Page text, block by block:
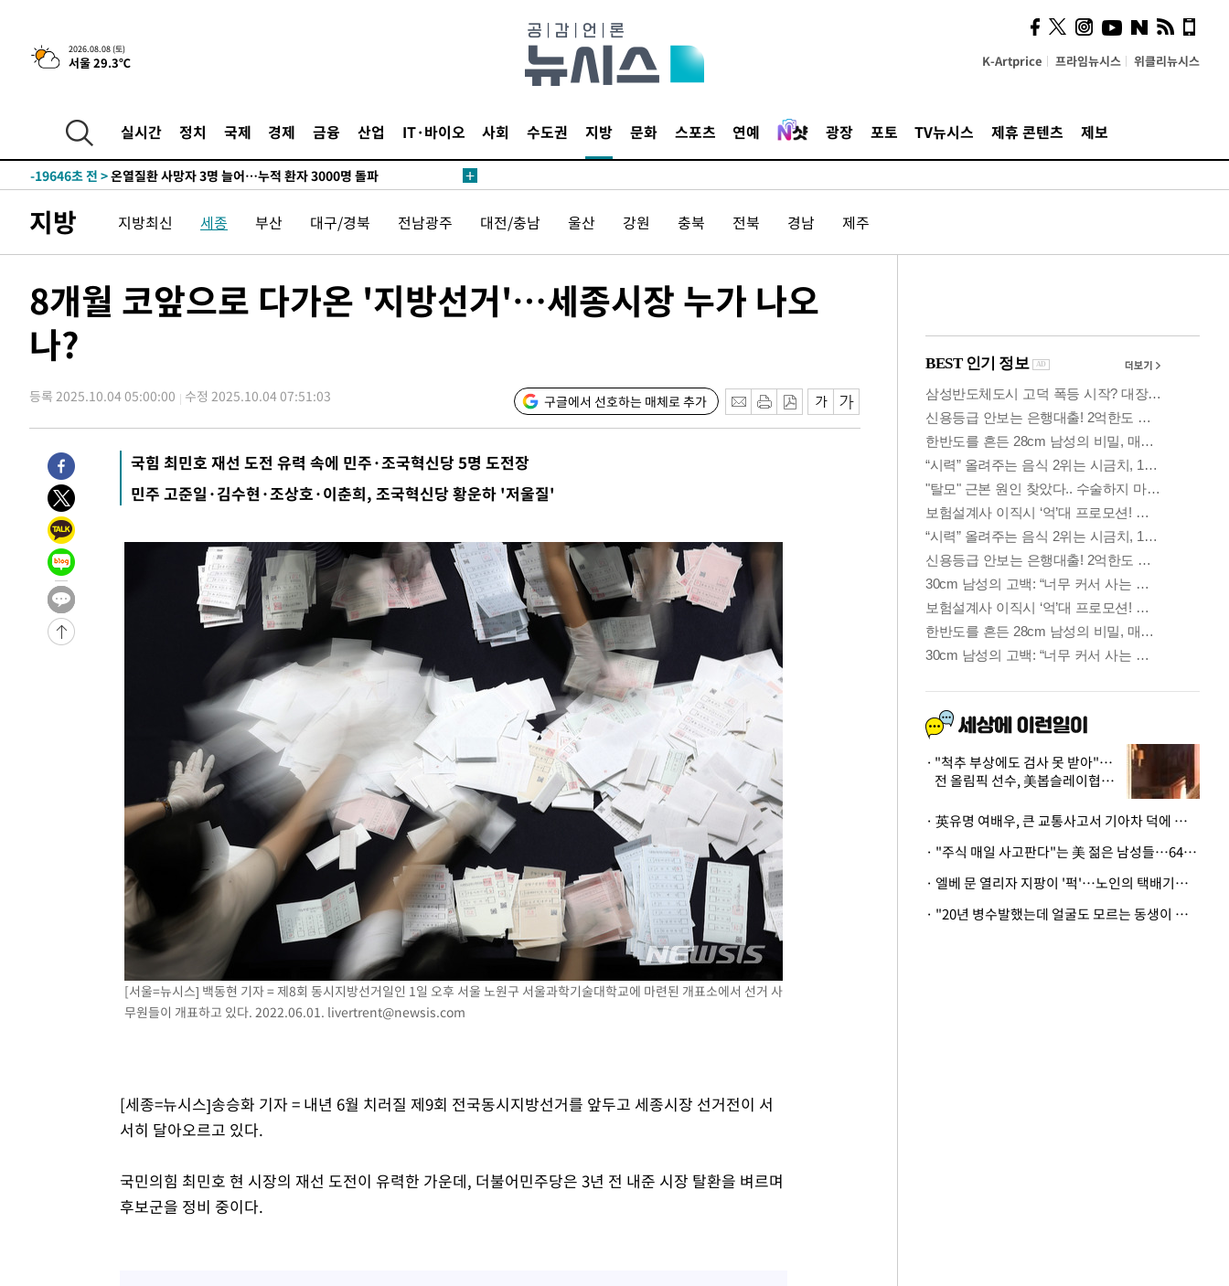
2026.08.08 (토)
서울 29.3℃ K-Artprice 프라임뉴시스 위클리뉴시스
실시간 정치 국제 경제 금융 산업 IT·바이오 사회 수도권 지방 문화 스포츠 연예 광장 포토 TV뉴시스 제휴 콘텐츠 제보
42.08%·宋 10.17%
-27916초 전 >이강인 "아틀레티코 이적 기뻐…등번호 7번 의미보단 팀 위해 뛸
것"
-27851초 전 >[속보]與 당대표 경선, 제주·인천 권리당원 투표 김민석 승리
-20895초 전 >
[속보]이강인 "감독님이 원하는 마음 느꼈고, 많은 트로피 원해 아
틀레티코 이적"
-20677초 전 >
-19646초 전 >온열질환 사망자 3명 늘어…누적 환자 3000명 돌파
-9698초 전 >
백운산서 80년근 천종산삼 9뿌리 발견…감정가 1.3억원
-7408초 전 >선재도서 해루질 나섰다 실종 60대, 닷새 만에 숨진 채 발견
-4318초 전 >여수 오동도 해상서 모터보트 전복…1명 사망·1명 실종
-545초 전 >
날씨]
40분 전 >
4시간 전 >'최고 37도' 폭염 지속…강원동해안 최대 150㎜ 비
6시간 전 >[속보]뉴욕증시 상승 마감…S&P 0.6% 나스닥 1.3%↑
-29167초 전 >
[속보]與최고위원 제주·인천 순회경선…박선원·최민희·서미화·
한민수·김용 순
-29120초 전 >
[속보]김민석, 與 전대 당원투표 누적 득표율 45.42%로 1위… 정
청래 44.56%
-28402초 전 >
[속보]與 대표 경선 제주·인천 당원투표…金 47.75%·鄭
42.08%·宋 10.17%
-27936초 전 >
것"
-27871초 전 >
[속보]與 당대표 경선, 제주·인천 권리당원 투표 김민석 승리
-21645초 전 >
낮 최고 35도 '무더위'…동해안 시간당 30㎜ '강한 비'[내일날씨]
-20915초 전 >
[속보]이강인 "감독님이 원하는 마음 느꼈고, 많은 트로피 원해 아
틀레티코 이적"
-20697초 전 >
수도권 40도 육박 '펄펄'…동해안 일부 지역엔 호의주의보
온열질환 사망자 3명 늘어…누적 환자 3000명 돌파
강릉에 시간당 81.4㎜ 물폭탄…도로 잠기고 담벼락 붕괴
백운산서 80년근 천종산삼 9뿌리 발견…감정가 1.3억원
선재도서 해루질 나섰다 실종 60대, 닷새 만에 숨진 채 발견
남자 농구, 나고야 아시안게임서 '홈팀' 일본과 한일전
여수 오동도 해상서 모터보트 전복…1명 사망·1명 실종
극한폭염 한풀 꺾이지만…'낮 최고 35도' 무더위, 열대야 계속[다음주
축구협회 "압수수색·성접대 논란 사과…쇄신의 기회로 삼겠다"
[속보]'압수수색·성접대 논란' 축구협회 "실망과 걱정 안겨드려 죄송"
'최고 37도' 폭염 지속…강원동해안 최대 150㎜ 비
[속보]뉴욕증시 상승 마감…S&P 0.6% 나스닥 1.3%↑
지방 지방최신 세종 부산 대구/경북 전남광주 대전/충남 울산 강원 충북 전북 경남 제주
8개월 코앞으로 다가온 '지방선거'…세종시장 누가 나오
나?
등록 2025.10.04 05:00:00 수정 2025.10.04 07:51:03 구글에서 선호하는 매체로 추가
국힘 최민호 재선 도전 유력 속에 민주·조국혁신당 5명 도전장
민주 고준일·김수현·조상호·이춘희, 조국혁신당 황운하 '저울질'
[서울=뉴시스] 백동현 기자 = 제8회 동시지방선거일인 1일 오후 서울 노원구 서울과학기술대학교에 마련된 개표소에서 선거 사
무원들이 개표하고 있다. 2022.06.01. livertrent@newsis.com
[세종=뉴시스]송승화 기자 = 내년 6월 치러질 제9회 전국동시지방선거를 앞두고 세종시장 선거전이 서
서히 달아오르고 있다.
국민의힘 최민호 현 시장의 재선 도전이 유력한 가운데, 더불어민주당은 3년 전 내준 시장 탈환을 벼르며
후보군을 정비 중이다.
사이 해답 찾았죠"…알을
깨고 나온 '초자아'
"척추 부상에도 검사 못 받아"…
전 올림픽 선수, 美봅슬레이협회
· 英유명 여배우, 큰 교통사고서 기아차 덕에 살았다
· "주식 매일 사고판다"는 美 젊은 남성들…64%가 "나는 인생의 패배자“
· 엘베 문 열리자 지팡이 '퍽'…노인의 택배기사 폭행 이유
· "20년 병수발했는데 얼굴도 모르는 동생이 유산 절반을"…배다른 형제 상속권 있을까